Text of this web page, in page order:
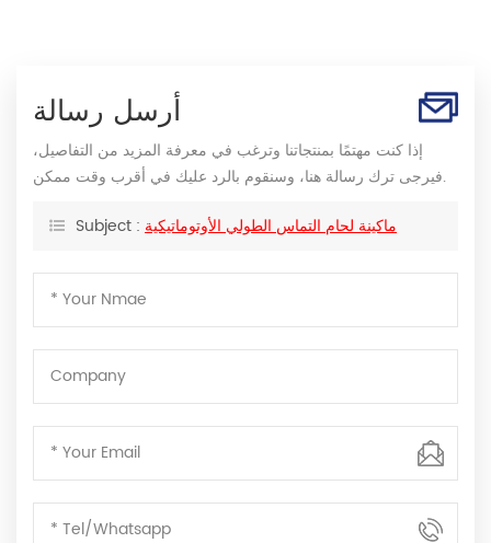
أرسل رسالة
إذا كنت مهتمًا بمنتجاتنا وترغب في معرفة المزيد من التفاصيل،
فيرجى ترك رسالة هنا، وسنقوم بالرد عليك في أقرب وقت ممكن.
Subject : ماكينة لحام التماس الطولي الأوتوماتيكية